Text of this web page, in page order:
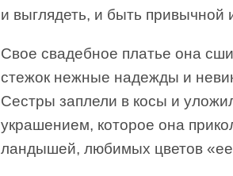
и выглядеть, и быть привычной
Свое свадебное платье она
стежок нежные надежды и
Сестры заплели в косы и
украшением, которое она
ландышей, любимых цветов